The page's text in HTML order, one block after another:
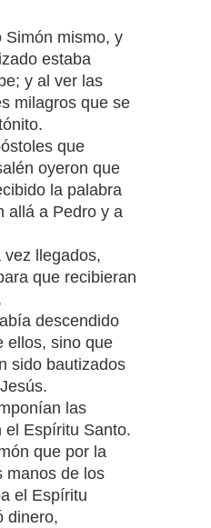
Simón mismo, y
estaba
y al ver las
milagros que se
que
oyeron que
la palabra
allá a Pedro y a
llegados,
que recibieran
descendido
ellos, sino que
sido bautizados
las
el Espíritu Santo.
que por la
manos de los
el Espíritu
dinero,